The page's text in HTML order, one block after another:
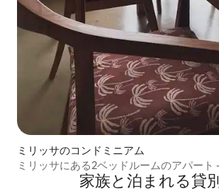
ミリッサのコンドミニアム
ミリッサにある2ベッドルームのアパート
家族と泊まれる貸